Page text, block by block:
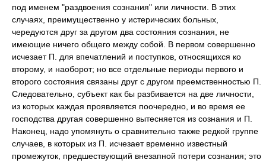
под именем "раздвоения сознания" или личности. В этих
случаях, преимущественно у истерических больных,
чередуются друг за другом два состояния сознания, не
имеющие ничего общего между собой. В первом совершенно
исчезает П. для впечатлений и поступков, относящихся ко
второму, и наоборот; но все отдельные периоды первого и
второго состояния связаны друг с другом преемственностью П.
Следовательно, субъект как бы разбивается на две личности,
из которых каждая проявляется поочередно, и во время ее
господства другая совершенно вытесняется из сознания и П.
Наконец, надо упомянуть о сравнительно также редкой группе
случаев, в которых из П. исчезает временно известный
промежуток, предшествующий внезапной потери сознания; это